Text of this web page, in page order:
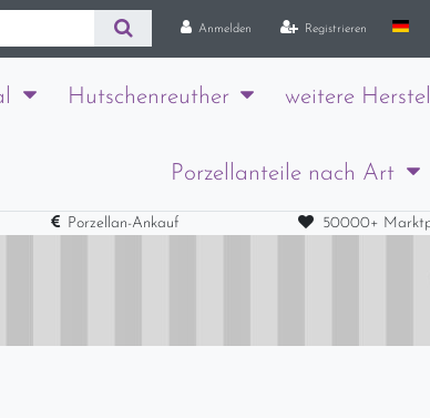
Anmelden Registrieren
Hutschenreuther weitere
Porzellanteile nach Art
Porzellan-Ankauf 50000+